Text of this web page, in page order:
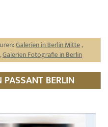
Galerien in Berlin Mitte,
,Galerien Fotografie in Berlin
BERLIN